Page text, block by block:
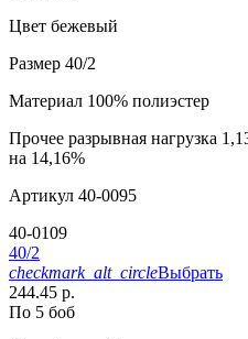
Цвет бежевый
Размер 40/2
Материал 100% полиэстер
Прочее разрывная нагрузка
на 14,16%
Артикул 40-0095
40-0109
40/2
checkmark_alt_circleВыбрать
244.45 р.
По 5 боб